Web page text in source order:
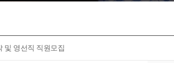
및 영선직 직원모집